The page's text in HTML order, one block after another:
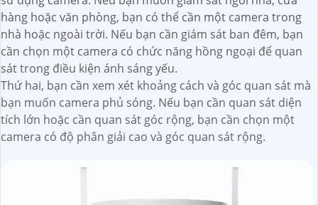
hàng hoặc văn phòng, bạn có thể cần một camera trong
nhà hoặc ngoài trời. Nếu bạn cần giám sát ban đêm, bạn
cần chọn một camera có chức năng hồng ngoại để quan
sát trong điều kiện ánh sáng yếu.
Thứ hai, bạn cần xem xét khoảng cách và góc quan sát mà
bạn muốn camera phủ sóng. Nếu bạn cần quan sát diện
tích lớn hoặc cần quan sát góc rộng, bạn cần chọn một
camera có độ phân giải cao và góc quan sát rộng.